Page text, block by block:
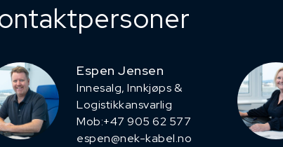
Espen Jensen
Innesalg, ​Innkjøps &
Logistikkansvarlig
Mob:+47 905 62 577
espen@nek-kabel.no